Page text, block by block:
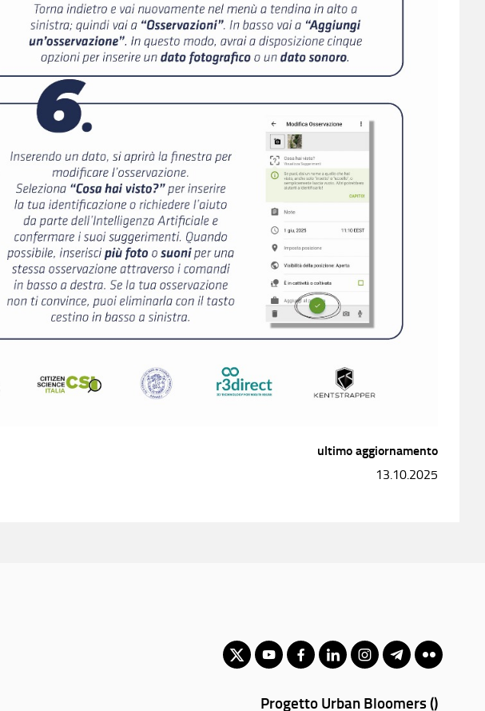
ultimo aggiornamento
13.10.2025
Progetto Urban Bloomers ()